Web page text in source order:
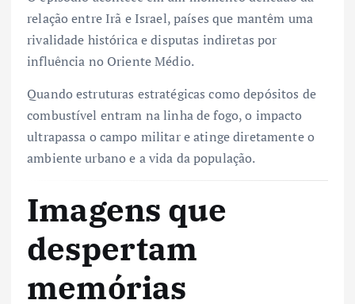
relação entre Irã e Israel, países que mantêm uma
rivalidade histórica e disputas indiretas por
influência no Oriente Médio.
Quando estruturas estratégicas como depósitos de
combustível entram na linha de fogo, o impacto
ultrapassa o campo militar e atinge diretamente o
ambiente urbano e a vida da população.
Imagens que
despertam
memórias